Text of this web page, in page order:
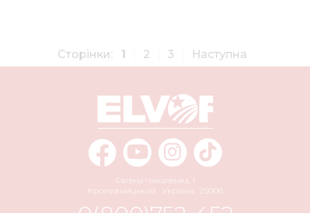
Сторінки: 1 2 3 Наступна
Євгена Чикаленка, 1
Кропивницький
Україна 25006